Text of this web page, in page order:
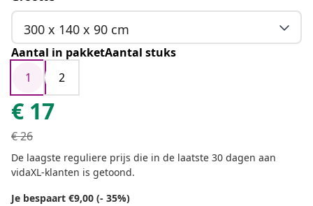
300 x 140 x 90 cm
Aantal in pakketAantal stuks
1
2
€ 17
€26
De laagste reguliere prijs die in de laatste 30 dagen aan
vidaXL-klanten is getoond.
Je bespaart €9,00 (- 35%)